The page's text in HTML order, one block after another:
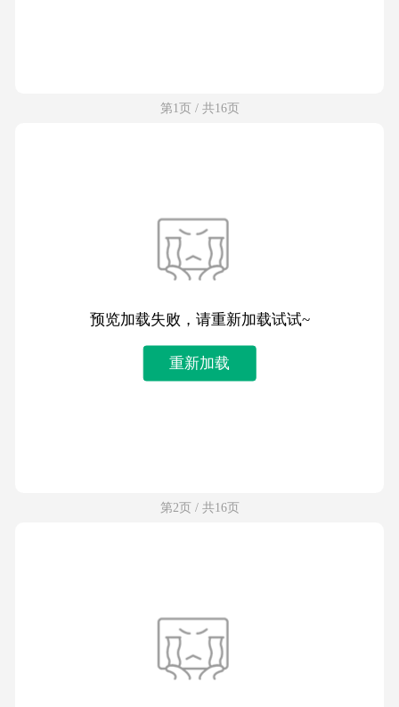
第1页 / 共16页
预览加载失败，请重新加载试试~
重新加载
第2页 / 共16页